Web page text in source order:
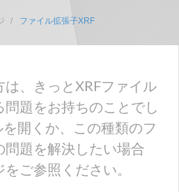
ファイル拡張子XRF
は、きっとXRFファイル
題をお持ちのことでし
を開くか、この種類のフ
問題を解決したい場合
ご参照ください。